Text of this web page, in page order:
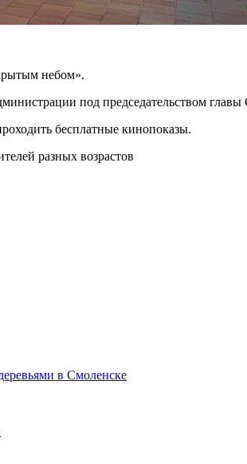
небом».
под председательством
бесплатные кинопоказы.
разных возрастов
в Смоленске